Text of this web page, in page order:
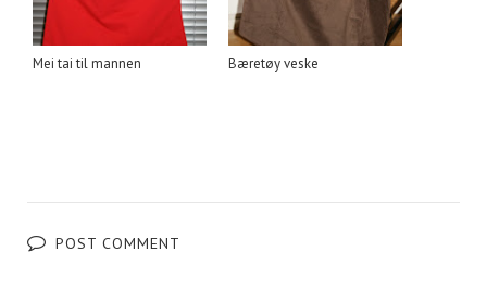
Mei tai til mannen Bæretøy veske
POST COMMENT